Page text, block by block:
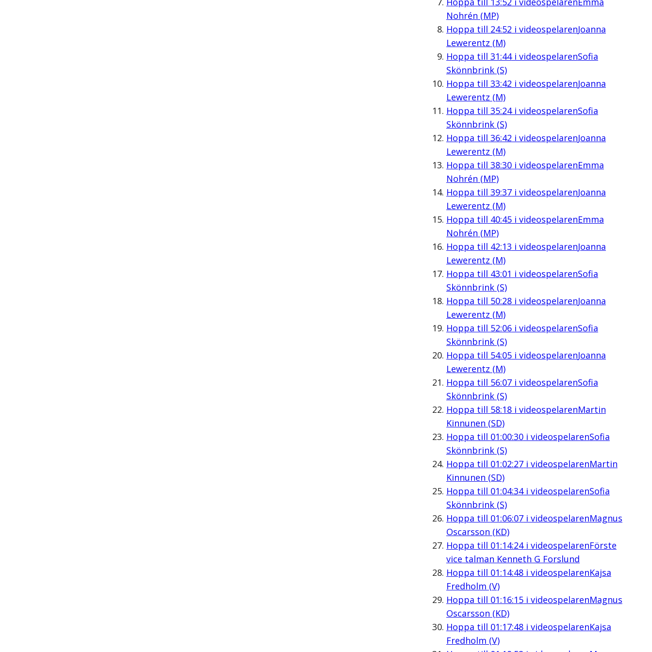
Nohrén (MP)
Hoppa till 24:52 i videospelarenJoanna
Lewerentz (M)
Hoppa till 31:44i videospelarenSofia
Skönnbrink (S)
Hoppa till 33:42 i videospelarenJoanna
Lewerentz (M)
Hoppa till 35:24i videospelarenSofia
Skönnbrink (S)
Hoppa till 36:42 i videospelarenJoanna
Lewerentz (M)
Hoppa till 38:30i videospelarenEmma
Nohrén (MP)
Hoppa till 39:37i videospelarenJoanna
Lewerentz (M)
Hoppa till 40:45i videospelarenEmma
Nohrén (MP)
Hoppa till 42:13 i videospelarenJoanna
Lewerentz (M)
Hoppa till 43:01 i videospelarenSofia
Skönnbrink (S)
Hoppa till 50:28i videospelarenJoanna
Lewerentz (M)
Hoppa till 52:06i videospelarenSofia
Skönnbrink (S)
Hoppa till 54:05i videospelarenJoanna
Lewerentz (M)
Hoppa till 56:07i videospelarenSofia
Skönnbrink (S)
Hoppa till 58:18i videospelarenMartin
Kinnunen (SD)
Hoppa till 01:00:30i videospelarenSofia
Skönnbrink (S)
Hoppa till 01:02:27i videospelarenMartin
Kinnunen (SD)
Hoppa till 01:04:34i videospelarenSofia
Skönnbrink (S)
Hoppa till 01:06:07i videospelarenMagnus
Oscarsson (KD)
Hoppa till 01:14:24i videospelarenFörste
vice talman Kenneth G Forslund
Hoppa till 01:14:48i videospelarenKajsa
Fredholm (V)
Hoppa till 01:16:15i videospelarenMagnus
Oscarsson (KD)
Hoppa till 01:17:48i videospelarenKajsa
Fredholm (V)